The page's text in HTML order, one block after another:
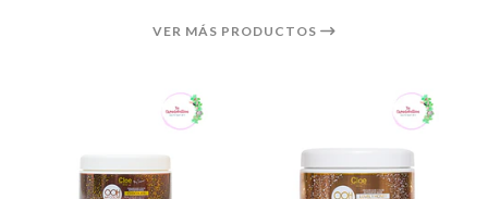
VER MÁS PRODUCTOS